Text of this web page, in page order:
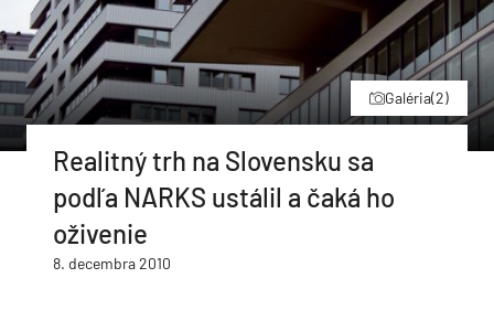
Galéria(2)
Realitný trh na Slovensku sa
podľa NARKS ustálil a čaká ho
oživenie
8. decembra 2010